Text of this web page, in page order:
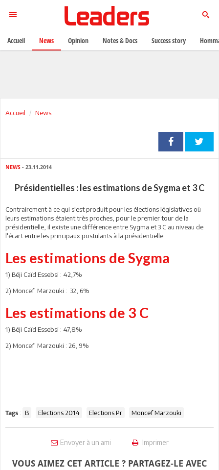
Accueil News
NEWS - 23.11.2014
Présidentielles : les estimations de Sygma et 3 C
Contrairement à ce qui s'est produit pour les élections législatives où
leurs estimations étaient très proches, pour le premier tour de la
présidentielle, il existe une différence entre Sygma et 3 C au niveau de
l'écart entre les principaux postulants à la présidentielle.
Les estimations de Sygma
1) Béji Caïd Essebsi : 42,7%
2) Moncef Marzouki : 32, 6%
Les estimations de 3 C
1) Béji Caïd Essebsi : 47,8%
2) Moncef Marzouki : 26, 9%
Tags : B Elections 2014 Elections Pr Moncef Marzouki
Envoyer à un ami Imprimer
VOUS AIMEZ CET ARTICLE ? PARTAGEZ-LE AVEC
Accueil News Opinion Notes & Docs Success story